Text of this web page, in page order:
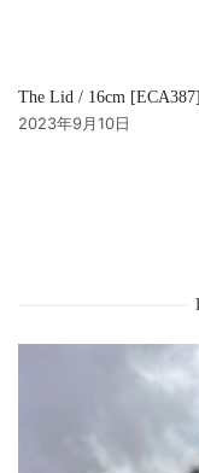
The Lid / 16cm
2023年9月10日